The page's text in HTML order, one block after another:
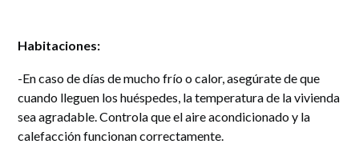
Habitaciones:
-En caso de días de mucho frío o calor, asegúrate de que
cuando lleguen los huéspedes, la temperatura de la vivienda
sea agradable. Controla que el aire acondicionado y la
calefacción funcionan correctamente.